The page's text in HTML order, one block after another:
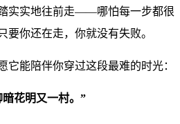
实实地往前走——哪怕每一步都很
要你还在走，你就没有失败。
它能陪伴你穿过这段最难的时光：
花明又一村。”